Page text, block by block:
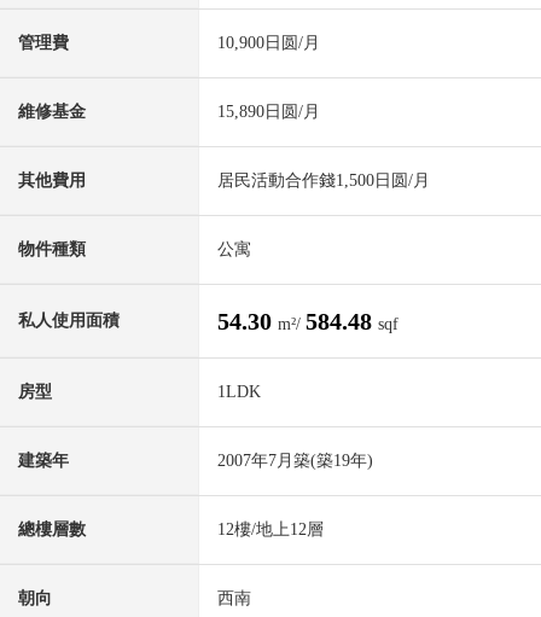
管理費 10,900日圆/月
維修基金 15,890日圆/月
其他費用 居民活動合作錢1,500日圆/月
物件種類 公寓
私人使用面積 54.30 m²/ 584.48 sqf
房型 1LDK
建築年 2007年7月築(築19年)
總樓層數 12樓/地上12層
朝向 西南